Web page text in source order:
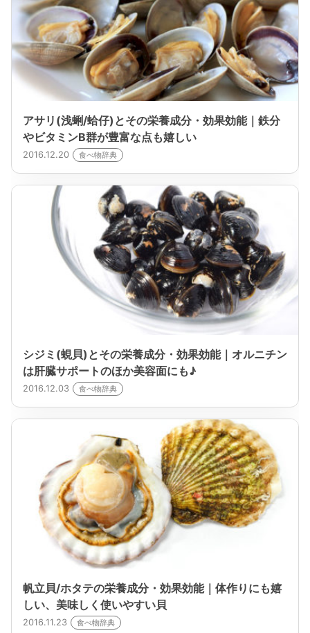
アサリ(浅蜊/蛤仔)とその栄養成分・効果効能｜鉄分
やビタミンB群が豊富な点も嬉しい
2016.12.20 食べ物辞典
シジミ(蜆貝)とその栄養成分・効果効能｜オルニチン
は肝臓サポートのほか美容面にも♪
2016.12.03 食べ物辞典
帆立貝/ホタテの栄養成分・効果効能｜体作りにも嬉
しい、美味しく使いやすい貝
2016.11.23 食べ物辞典